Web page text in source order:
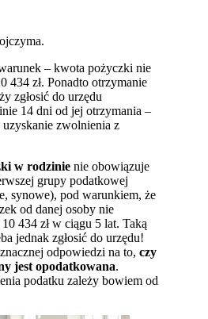
– kwota pożyczki nie
434 zł. Ponadto otrzymanie
zgłosić do urzędu
14 dni od jej otrzymania –
zwolnienia z
w rodzinie nie obowiązuje
grupy podatkowej
synowe), pod warunkiem, że
od danej osoby nie
434 zł w ciągu 5 lat. Taką
jednak zgłosić do urzędu!
odpowiedzi na to,czy
jest opodatkowana.
podatku zależy bowiem od